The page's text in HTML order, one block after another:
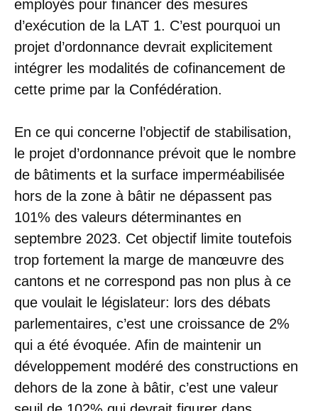
employés pour financer des mesures
d’exécution de la LAT 1. C’est pourquoi un
projet d’ordonnance devrait explicitement
intégrer les modalités de cofinancement de
cette prime par la Confédération.
En ce qui concerne l’objectif de stabilisation,
le projet d’ordonnance prévoit que le nombre
de bâtiments et la surface imperméabilisée
hors de la zone à bâtir ne dépassent pas
101% des valeurs déterminantes en
septembre 2023. Cet objectif limite toutefois
trop fortement la marge de manœuvre des
cantons et ne correspond pas non plus à ce
que voulait le législateur: lors des débats
parlementaires, c’est une croissance de 2%
qui a été évoquée. Afin de maintenir un
développement modéré des constructions en
dehors de la zone à bâtir, c’est une valeur